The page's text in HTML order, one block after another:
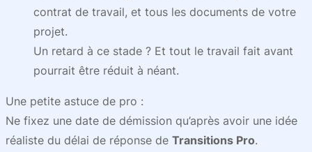
contrat de travail, et tous les documents de votre
projet.
Un retard à ce stade ? Et tout le travail fait avant
pourrait être réduit à néant.
Une petite astuce de pro :
Ne fixez une date de démission qu’après avoir une idée
réaliste du délai de réponse de Transitions Pro.